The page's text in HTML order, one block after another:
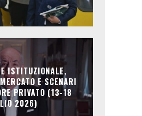
ISTITUZIONALE,
E SCENARI
PRIVATO (13-18
2026)